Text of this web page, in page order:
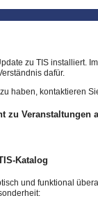
zu TIS installiert.
dafür.
haben, kontaktieren
zu Veranstaltungen
Katalog
und funktional